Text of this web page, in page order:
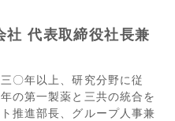
代表取締役社長兼
〇年以上、研究分野に従
の第一製薬と三共の統合を
推進部長、グループ人事兼